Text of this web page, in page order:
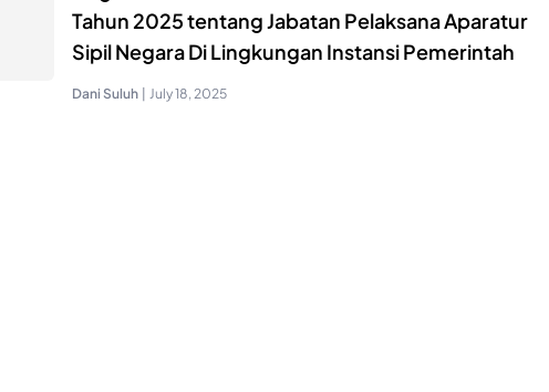
Tahun 2025 tentang Jabatan Pelaksana Aparatur
Sipil Negara Di Lingkungan Instansi Pemerintah
Dani Suluh July 18, 2025